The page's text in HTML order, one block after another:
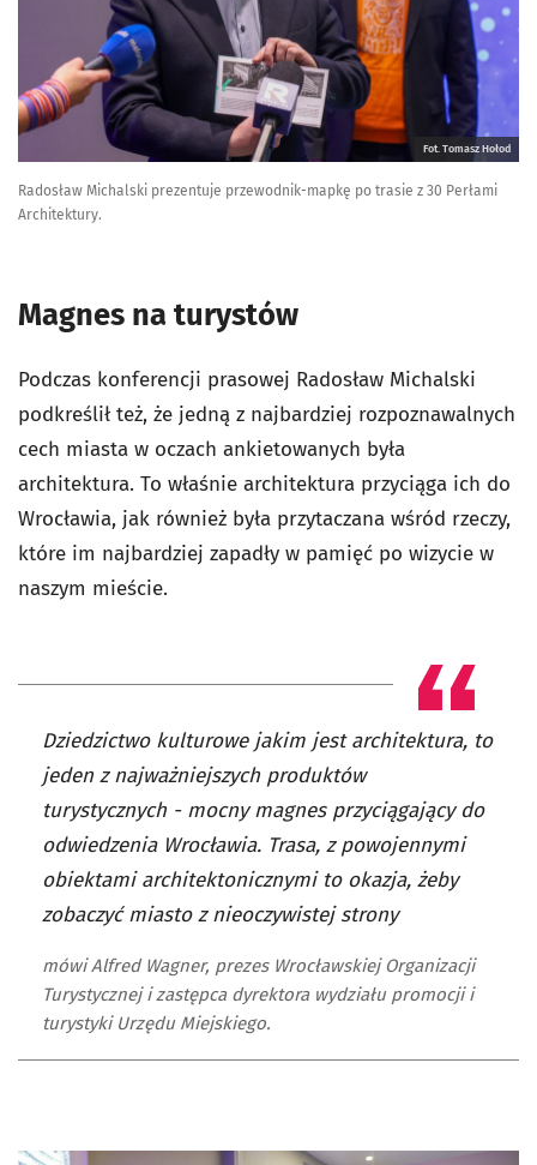
Fot. Tomasz Hołod
Radosław Michalski prezentuje przewodnik-mapkę po trasie z 30 Perłami
Architektury.
Magnes na turystów
Podczas konferencji prasowej Radosław Michalski
podkreślił też, że jedną z najbardziej rozpoznawalnych
cech miasta w oczach ankietowanych była
architektura. To właśnie architektura przyciąga ich do
Wrocławia, jak również była przytaczana wśród rzeczy,
które im najbardziej zapadły w pamięć po wizycie w
naszym mieście.
Dziedzictwo kulturowe jakim jest architektura, to
jeden z najważniejszych produktów
turystycznych - mocny magnes przyciągający do
odwiedzenia Wrocławia. Trasa, z powojennymi
obiektami architektonicznymi to okazja, żeby
zobaczyć miasto z nieoczywistej strony
mówi Alfred Wagner, prezes Wrocławskiej Organizacji
Turystycznej i zastępca dyrektora wydziału promocji i
turystyki Urzędu Miejskiego.